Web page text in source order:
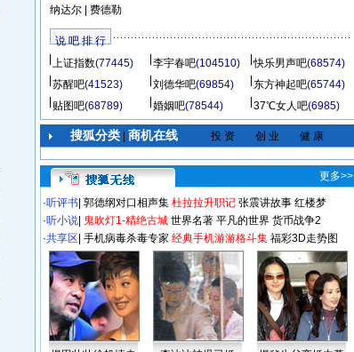
纳达尔| 费德勒
说 吧 排 行
上证指数(77445) 李宇春吧(104510) 快乐男声吧(68574)
苏醒吧(41523) 刘德华吧(69854) 东方神起吧(65744)
贴图吧(68789) 婚姻吧(78544) 37℃女人吧(6985)
搜狐分类| 商机在线 投 资 创 业 健 康
更多>>
·听评书 郭德纲对口相声集 杜拉拉升职记 张震讲故事 红楼梦
·听小说 鬼吹灯1-精绝古城 世界名著 平凡的世界 货币战争2
·共享区 手机病毒杀毒专家 经典手机游游格斗集 福彩3D走势图